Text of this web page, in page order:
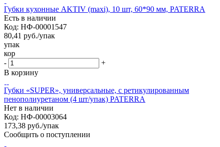
Губки кухонные AKTIV (maxi), 10 шт, 60*90 мм, PATERRA
Есть в наличии
Код: НФ-00001547
80,41 руб./упак
упак
кор
-
+
В корзину
Губки «SUPER», универсальные, с ретикулированным
пенополиуретаном (4 шт/упак) PATERRA
Нет в наличии
Код: НФ-00003064
173,38 руб./упак
Сообщить о поступлении